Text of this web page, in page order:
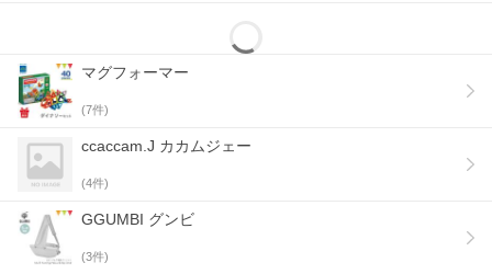
マグフォーマー
(7件)
ccaccam.J カカムジェー
(4件)
GGUMBI グンビ
(3件)